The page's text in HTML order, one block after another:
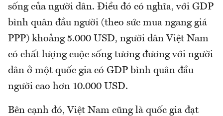
sống của người dân. Điều đó có nghĩa, với GDP
bình quân đầu người (theo sức mua ngang giá
PPP) khoảng 5.000 USD, người dân Việt Nam
có chất lượng cuộc sống tương đương với người
dân ở một quốc gia có GDP bình quân đầu
người cao hơn 10.000 USD.
Bên cạnh đó, Việt Nam cũng là quốc gia đạt